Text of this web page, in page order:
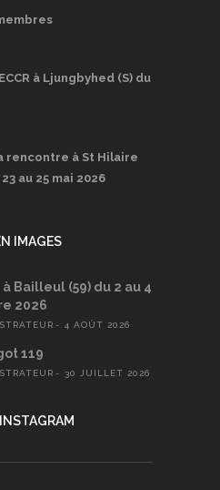
à Ljungbyhed (S) du
rencontre à St Hilaire
au 25 mai 2026
IMAGES
Bailleul (59) du 2 au 4
2026
4 AOÛT 2026
119
30 JUILLET 2026